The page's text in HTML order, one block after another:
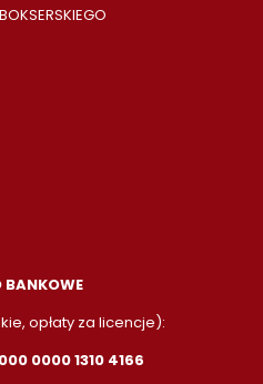
BANKOWE
opłaty za licencje):
0000 1310 4166